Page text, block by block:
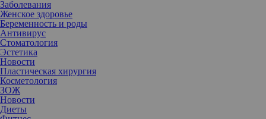
Заболевания
Женское здоровье
Беременность и роды
Антивирус
Стоматология
Эстетика
Новости
Пластическая хирургия
Косметология
ЗОЖ
Новости
Диеты
Актриса представила своим 6,8 миллионам подписчиков в